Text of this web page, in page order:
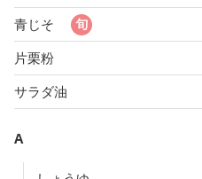
青じそ
片栗粉
サラダ油
A